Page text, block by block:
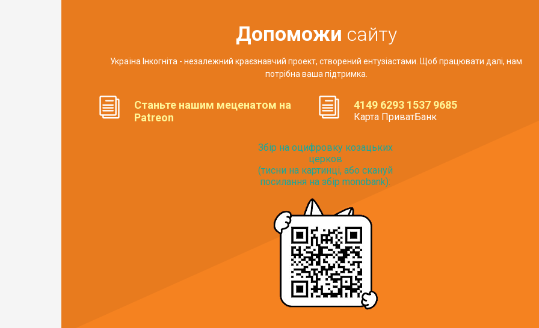
Допоможи сайту
Україна Інкогніта - незалежний краєзнавчий проект, створений ентузіастами. Щоб працювати далі, нам
потрібна ваша підтримка.
Станьте нашим меценатом на
Patreon
4149 6293 1537 9685
Карта ПриватБанк
Збір на оцифровку козацьких
церков
(тисни на картинці, або скануй
посилання на збір monobank):